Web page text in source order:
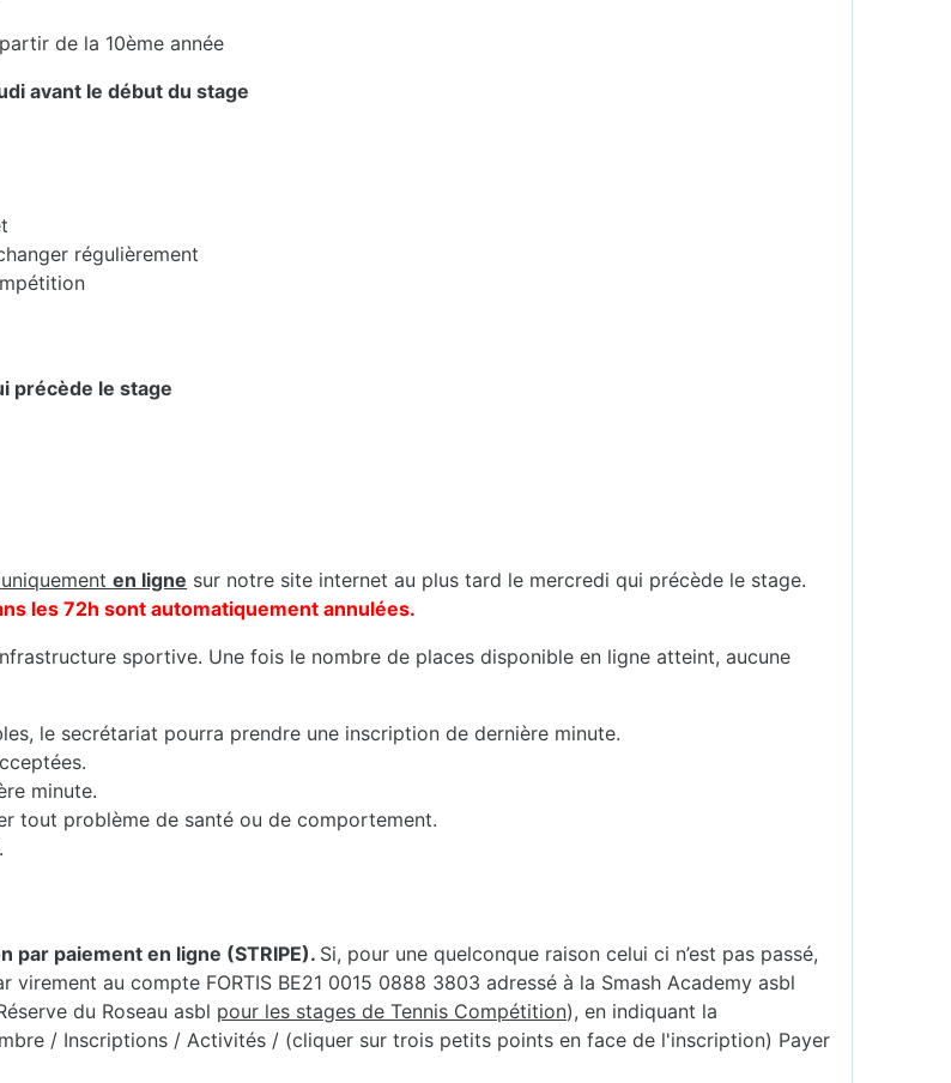
de la 10ème année
avant le début du stage
régulièrement
précède le stage
uniquementen ligne sur notre site internet au plus tard le mercredi qui précède le stage.
les 72h sont automatiquement annulées.
sportive. Une fois le nombre de places disponible en ligne atteint, aucune
le secrétariat pourra prendre une inscription de dernière minute.
minute.
tout problème de santé ou de comportement.
paiement en ligne (STRIPE). Si, pour une quelconque raison celui ci n’est pas passé,
au compte FORTIS BE21 0015 0888 3803 adressé à la Smash Academy asbl
du Roseau asbl pour les stages de Tennis Compétition), en indiquant la
/ Inscriptions / Activités / (cliquer sur trois petits points en face de l'inscription) Payer